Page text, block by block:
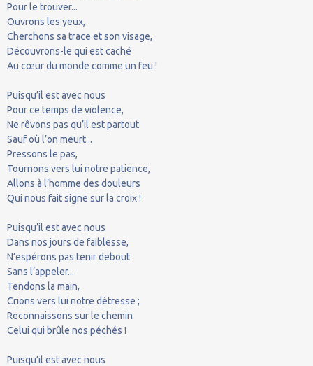
Pour le trouver...
Ouvrons les yeux,
Cherchons sa trace et son visage,
Découvrons-le qui est caché
Au cœur du monde comme un feu !
Puisqu’il est avec nous
Pour ce temps de violence,
Ne rêvons pas qu’il est partout
Sauf où l’on meurt...
Pressons le pas,
Tournons vers lui notre patience,
Allons à l’homme des douleurs
Qui nous fait signe sur la croix !
Puisqu’il est avec nous
Dans nos jours de faiblesse,
N’espérons pas tenir debout
Sans l’appeler...
Tendons la main,
Crions vers lui notre détresse ;
Reconnaissons sur le chemin
Celui qui brûle nos péchés !
Puisqu’il est avec nous